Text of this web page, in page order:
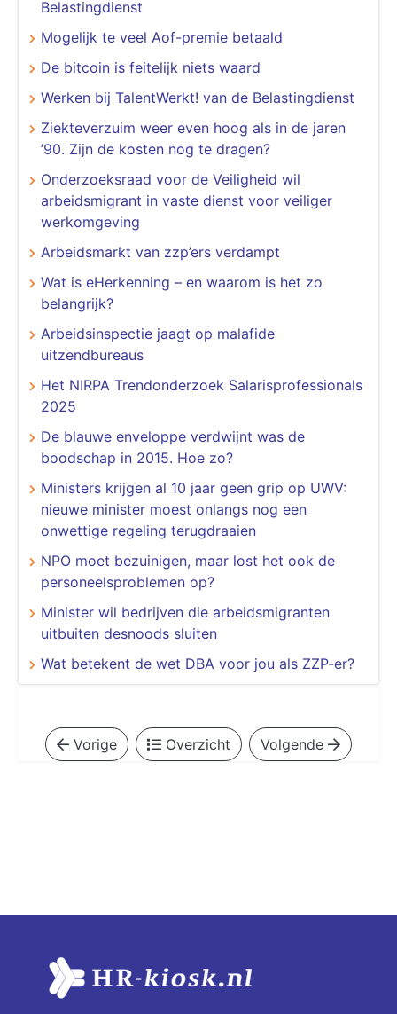
Belastingdienst
Mogelijk te veel Aof-premie betaald
De bitcoin is feitelijk niets waard
Werken bij TalentWerkt! van de Belastingdienst
Ziekteverzuim weer even hoog als in de jaren
’90. Zijn de kosten nog te dragen?
Onderzoeksraad voor de Veiligheid wil
arbeidsmigrant in vaste dienst voor veiliger
werkomgeving
Arbeidsmarkt van zzp’ers verdampt
Wat is eHerkenning – en waarom is het zo
belangrijk?
Arbeidsinspectie jaagt op malafide
uitzendbureaus
Het NIRPA Trendonderzoek Salarisprofessionals
2025
De blauwe enveloppe verdwijnt was de
boodschap in 2015. Hoe zo?
Ministers krijgen al 10 jaar geen grip op UWV:
nieuwe minister moest onlangs nog een
onwettige regeling terugdraaien
NPO moet bezuinigen, maar lost het ook de
personeelsproblemen op?
Minister wil bedrijven die arbeidsmigranten
uitbuiten desnoods sluiten
Wat betekent de wet DBA voor jou als ZZP-er?
Vorige Overzicht Volgende